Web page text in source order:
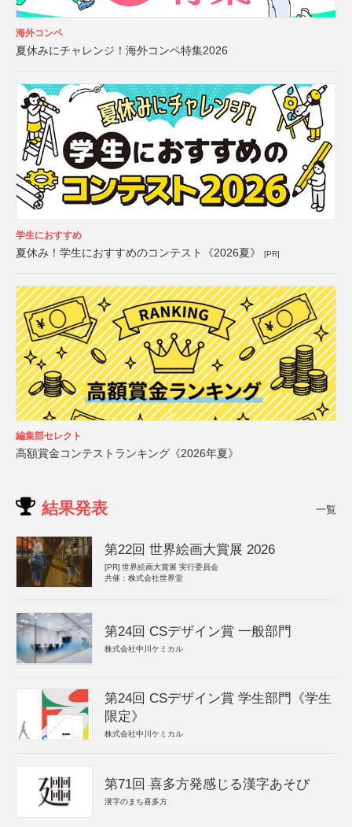
海外コンペ
夏休みにチャレンジ！海外コンペ特集2026
学生におすすめ
夏休み！学生におすすめのコンテスト《2026夏》 [PR]
編集部セレクト
高額賞金コンテストランキング《2026年夏》
結果発表 一覧
第22回 世界絵画大賞展 2026
[PR] 世界絵画大賞展 実行委員会
共催：株式会社世界堂
第24回 CSデザイン賞 一般部門
株式会社中川ケミカル
第24回 CSデザイン賞 学生部門《学生
限定》
株式会社中川ケミカル
第71回 喜多方発感じる漢字あそび
漢字のまち喜多方